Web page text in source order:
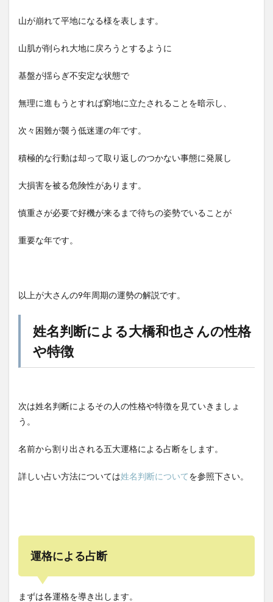
山が崩れて平地になる様を表します。
山肌が削られ大地に戻ろうとするように
基盤が揺らぎ不安定な状態で
無理に進もうとすれば窮地に立たされることを暗示し、
次々困難が襲う低迷運の年です。
積極的な行動は却って取り返しのつかない事態に発展し
大損害を被る危険性があります。
慎重さが必要で好機が来るまで待ちの姿勢でいることが
重要な年です。
以上が大さんの9年周期の運勢の解説です。
姓名判断による大橋和也さんの性格
や特徴
次は姓名判断によるその人の性格や特徴を見ていきましょ
う。
名前から割り出される五大運格による占断をします。
詳しい占い方法については姓名判断についてを参照下さい。
運格による占断
まずは各運格を導き出します。